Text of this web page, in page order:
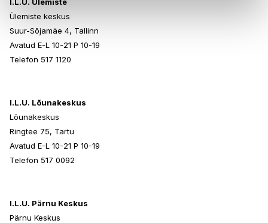
Ülemiste keskus
Suur-Sõjamäe 4, Tallinn
Avatud E-L 10-21 P 10-19
Telefon 517 1120
I.L.U. Lõunakeskus
Lõunakeskus
Ringtee 75, Tartu
Avatud E-L 10-21 P 10-19
Telefon 517 0092
I.L.U. Pärnu Keskus
Pärnu Keskus